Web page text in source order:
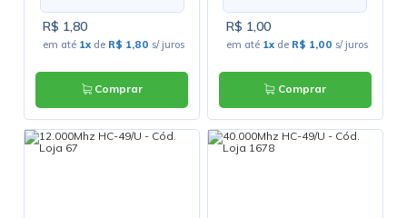
R$ 1,80
em até 1x de R$ 1,80 s/ juros
Comprar
R$ 1,00
em até 1x de R$ 1,00 s/ juros
Comprar